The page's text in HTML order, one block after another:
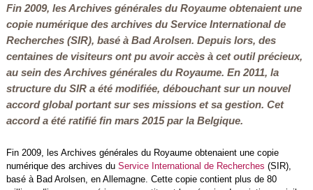
Fin 2009, les Archives générales du Royaume obtenaient une
copie numérique des archives du Service International de
Recherches (SIR), basé à Bad Arolsen. Depuis lors, des
centaines de visiteurs ont pu avoir accès à cet outil précieux,
au sein des Archives générales du Royaume. En 2011, la
structure du SIR a été modifiée, débouchant sur un nouvel
accord global portant sur ses missions et sa gestion. Cet
accord a été ratifié fin mars 2015 par la Belgique.
Fin 2009, les Archives générales du Royaume obtenaient une copie
numérique des archives du Service International de Recherches (SIR),
basé à Bad Arolsen, en Allemagne. Cette copie contient plus de 80